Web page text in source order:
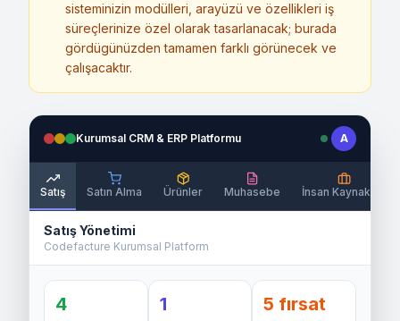
sisteminizin modülleri, arayüzü ve özellikleri iş
süreçlerinize özel olarak tasarlanacak; burada
gördügünüzden tamamen farklı görünecek ve
çalışacaktır.
Kurumsal CRM & ERP Platformu A
Satış Satın Alma Ürünler Muhasebe İnsan Kaynakları
Satış Yönetimi
Codefacture Kurumsal Platform
4 1 5 fırsat